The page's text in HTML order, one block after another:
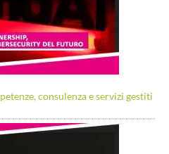
consulenza e servizi gestiti